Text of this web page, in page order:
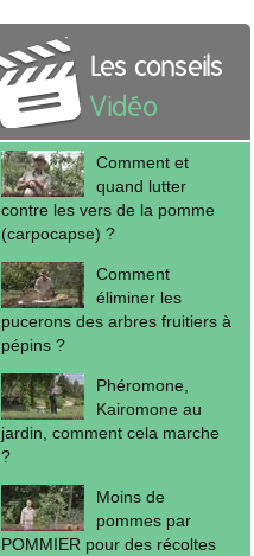
Les conseils
Vidéo
Comment et
quand lutter
contre les vers de la pomme
(carpocapse) ?
Comment
éliminer les
pucerons des arbres fruitiers à
pépins ?
Phéromone,
Kairomone au
jardin, comment cela marche
?
Moins de
pommes par
POMMIER pour des récoltes